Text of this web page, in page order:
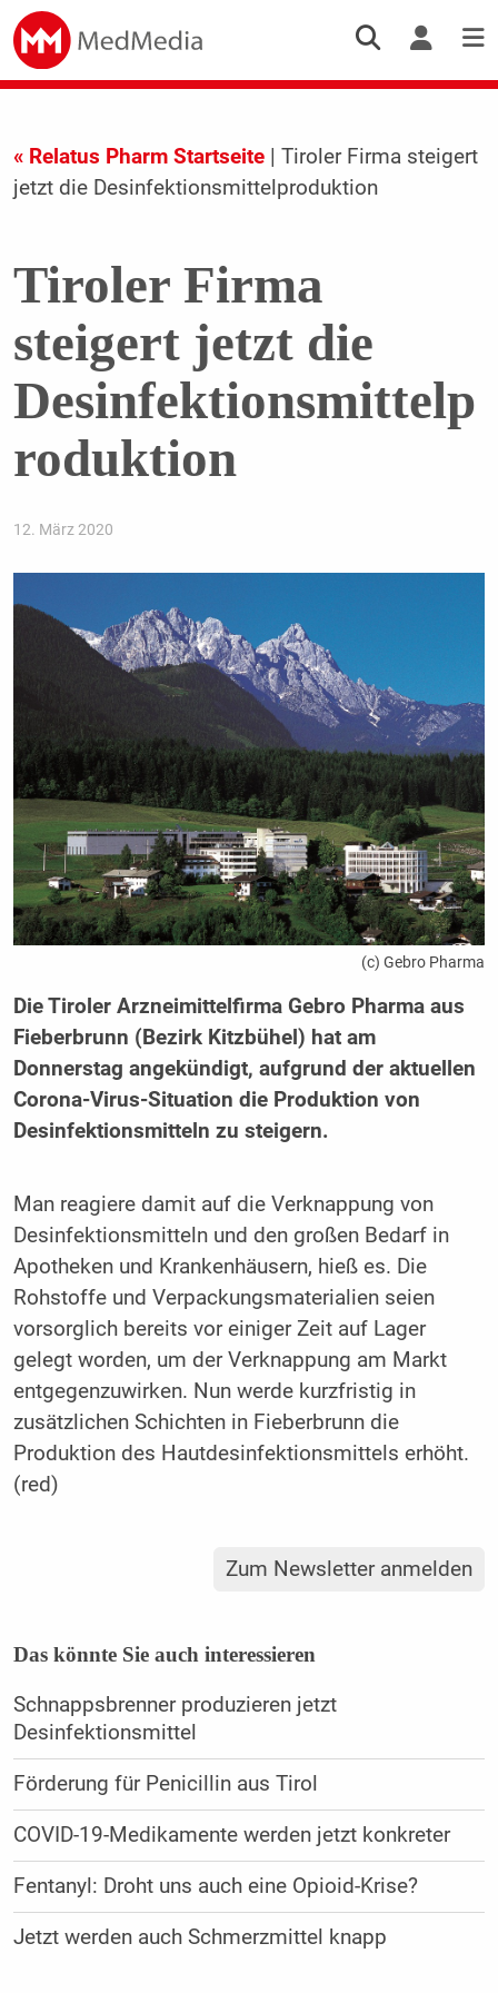
« Relatus Pharm Startseite| Tiroler Firma steigert
jetzt die Desinfektionsmittelproduktion
Tiroler Firma
steigert jetzt die
Desinfektionsmittelp
roduktion
12. März 2020
(c) Gebro Pharma
Die Tiroler Arzneimittelfirma Gebro Pharma aus
Fieberbrunn (Bezirk Kitzbühel) hat am
Donnerstag angekündigt, aufgrund der aktuellen
Corona-Virus-Situation die Produktion von
Desinfektionsmitteln zu steigern.
Man reagiere damit auf die Verknappung von
Desinfektionsmitteln und den großen Bedarf in
Apotheken und Krankenhäusern, hieß es. Die
Rohstoffe und Verpackungsmaterialien seien
vorsorglich bereits vor einiger Zeit auf Lager
gelegt worden, um der Verknappung am Markt
entgegenzuwirken. Nun werde kurzfristig in
zusätzlichen Schichten in Fieberbrunn die
Produktion des Hautdesinfektionsmittels erhöht.
(red)
Zum Newsletter anmelden
Das könnte Sie auch interessieren
Schnappsbrenner produzieren jetzt
Desinfektionsmittel
Förderung für Penicillin aus Tirol
COVID-19-Medikamente werden jetzt konkreter
Fentanyl: Droht uns auch eine Opioid-Krise?
Jetzt werden auch Schmerzmittel knapp